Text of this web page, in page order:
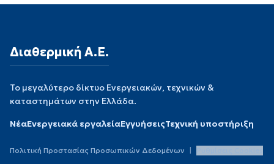
Διαθερμική Α.Ε.
Το μεγαλύτερο δίκτυο Ενεργειακών, τεχνικών &
καταστημάτων στην Ελλάδα.
ΝέαΕνεργειακά εργαλείαΕγγυήσειςΤεχνική υποστήριξη
Πολιτική Προστασίας Προσωπικών Δεδομένων